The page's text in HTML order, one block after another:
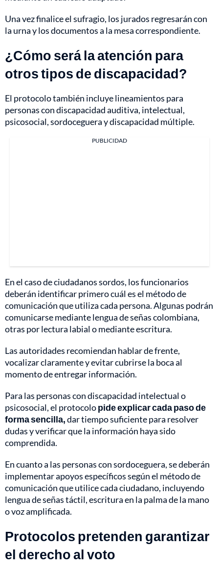
Una vez finalice el sufragio, los jurados regresarán con
la urna y los documentos a la mesa correspondiente.
¿Cómo será la atención para
otros tipos de discapacidad?
El protocolo también incluye lineamientos para
personas con discapacidad auditiva, intelectual,
psicosocial, sordoceguera y discapacidad múltiple.
PUBLICIDAD
En el caso de ciudadanos sordos, los funcionarios
deberán identificar primero cuál es el método de
comunicación que utiliza cada persona. Algunas podrán
comunicarse mediante lengua de señas colombiana,
otras por lectura labial o mediante escritura.
Las autoridades recomiendan hablar de frente,
vocalizar claramente y evitar cubrirse la boca al
momento de entregar información.
Para las personas con discapacidad intelectual o
psicosocial, el protocolopide explicar cada paso de
forma sencilla,dar tiempo suficiente para resolver
dudas y verificar que la información haya sido
comprendida.
En cuanto a las personas con sordoceguera, se deberán
implementar apoyos específicos según el método de
comunicación que utilice cada ciudadano, incluyendo
lengua de señas táctil, escritura en la palma de la mano
o voz amplificada.
Protocolos pretenden garantizar
el derecho al voto